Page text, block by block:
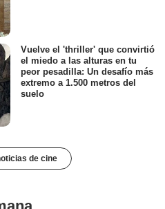
Vuelve el 'thriller' que convirtió
el miedo a las alturas en tu
peor pesadilla: Un desafío más
extremo a 1.500 metros del
suelo
de cine